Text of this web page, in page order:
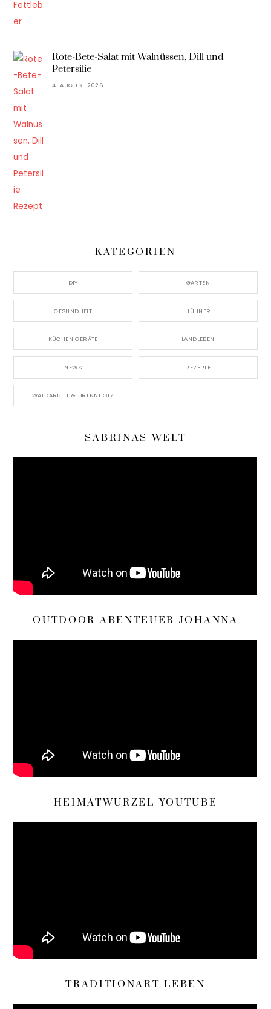
Rote-Bete-Salat mit Walnüssen, Dill und
Petersilie
4. AUGUST 2026
KATEGORIEN
DIY GARTEN
GESUNDHEIT HÜHNER
KÜCHEN GERÄTE LANDLEBEN
NEWS REZEPTE
WALDARBEIT & BRENNHOLZ
SABRINAS WELT
OUTDOOR ABENTEUER JOHANNA
HEIMATWURZEL YOUTUBE
TRADITIONART LEBEN